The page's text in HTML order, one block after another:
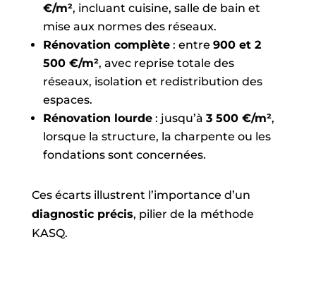
€/m², incluant cuisine, salle de bain et
mise aux normes des réseaux.
Rénovation complète: entre 900 et 2
500 €/m², avec reprise totale des
réseaux, isolation et redistribution des
espaces.
Rénovation lourde: jusqu’à 3 500 €/m²,
lorsque la structure, la charpente ou les
fondations sont concernées.
Ces écarts illustrent l’importance d’un
diagnostic précis, pilier de la méthode
KASQ.